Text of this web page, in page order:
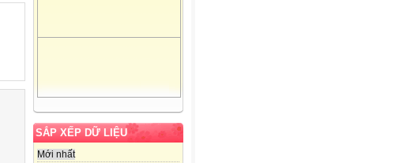
SẮP XẾP DỮ LIỆU
Mới nhất